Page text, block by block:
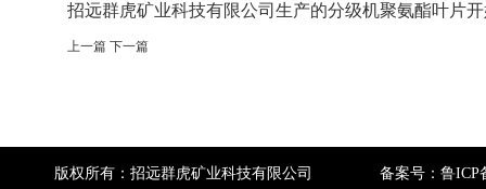
招远群虎矿业科技有限公司生产的分级机聚氨酯叶片
上一篇 下一篇
版权所有：招远群虎矿业科技有限公司 备案号： 鲁ICP